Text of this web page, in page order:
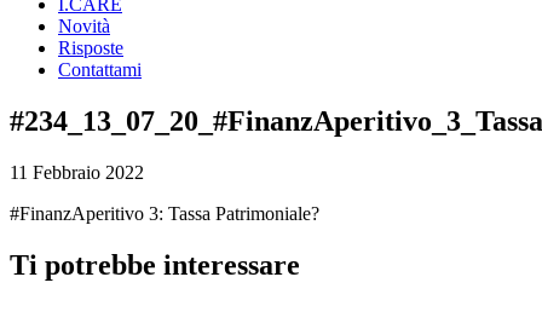
Novità
Risposte
Contattami
11 Febbraio 2022
#FinanzAperitivo 3: Tassa Patrimoniale?
Ti potrebbe interessare